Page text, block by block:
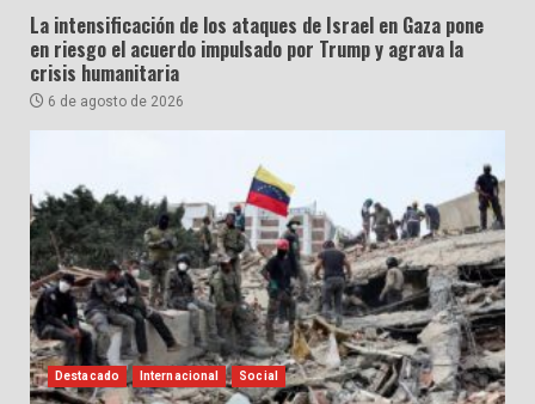
La intensificación de los ataques de Israel en Gaza pone
en riesgo el acuerdo impulsado por Trump y agrava la
crisis humanitaria
6 de agosto de 2026
Destacado Internacional Social